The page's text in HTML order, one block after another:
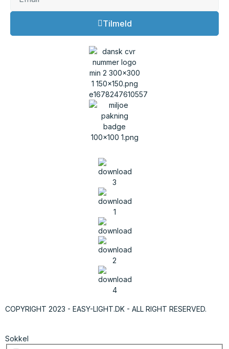
Tilmeld
COPYRIGHT 2023 - EASY-LIGHT.DK - ALL RIGHT RESERVED.
Sokkel